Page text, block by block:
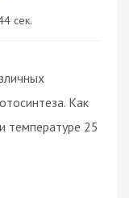
сек.
Как
температуре 25